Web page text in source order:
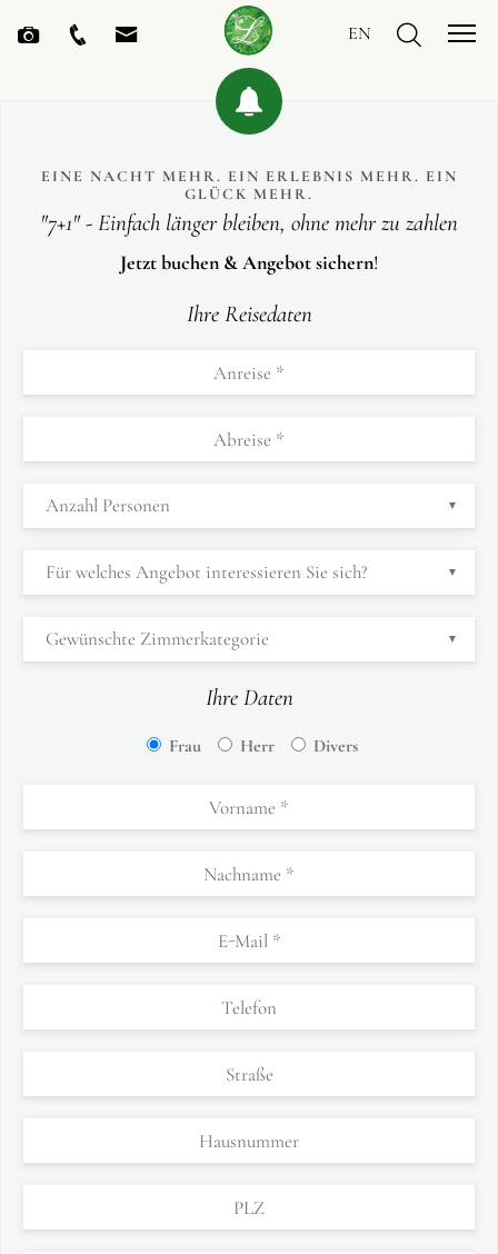
EN
EINE NACHT MEHR. EIN ERLEBNIS MEHR. EIN
GLÜCK MEHR.
"7+1" - Einfach länger bleiben, ohne mehr zu zahlen
Jetzt buchen & Angebot sichern!
Ihre Reisedaten
Ihre Daten
Frau Herr Divers